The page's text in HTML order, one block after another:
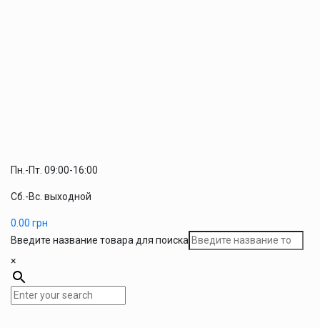
Пн.-Пт. 09:00-16:00
Сб.-Вс. выходной
0.00 грн
Введите название товара для поиска
×